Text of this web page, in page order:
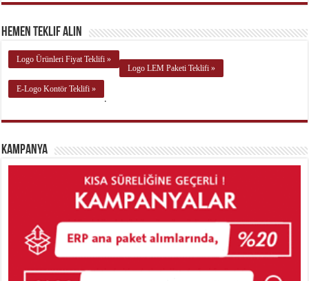
Hemen Teklif Alın
Logo Ürünleri Fiyat Teklifi »
Logo LEM Paketi Teklifi »
E-Logo Kontör Teklifi »
.
Kampanya